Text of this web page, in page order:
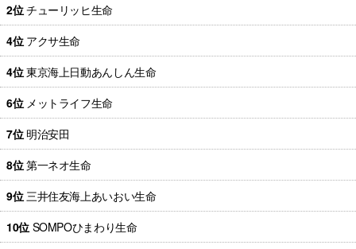
2位チューリッヒ生命
4位 アクサ生命
4位東京海上日動あんしん生命
6位 メットライフ生命
7位 明治安田
8位第一ネオ生命
9位 三井住友海上あいおい生命
10位 SOMPOひまわり生命